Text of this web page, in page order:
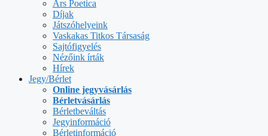
Ars Poetica
Díjak
Játszóhelyeink
Vaskakas Titkos Társaság
Sajtófigyelés
Nézőink írták
Hírek
Jegy/Bérlet
Online jegyvásárlás
Bérletvásárlás
Bérletbeváltás
Jegyinformáció
Bérletinformáció